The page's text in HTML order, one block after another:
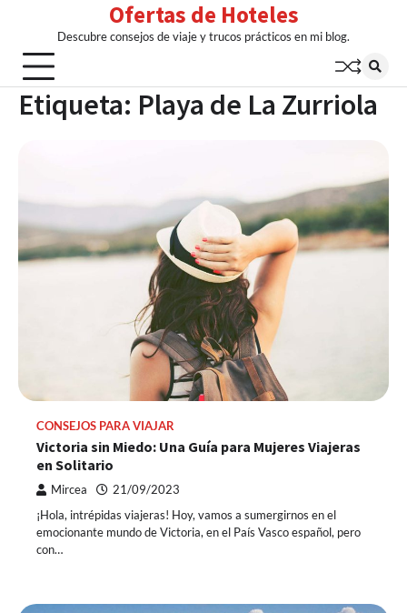
content
Ofertas de Hoteles
Descubre consejos de viaje y trucos prácticos en mi blog.
Etiqueta: Playa de La Zurriola
CONSEJOS PARA VIAJAR
Victoria sin Miedo: Una Guía para Mujeres Viajeras
en Solitario
Mircea 21/09/2023
¡Hola, intrépidas viajeras! Hoy, vamos a sumergirnos en el
emocionante mundo de Victoria, en el País Vasco español, pero
con…